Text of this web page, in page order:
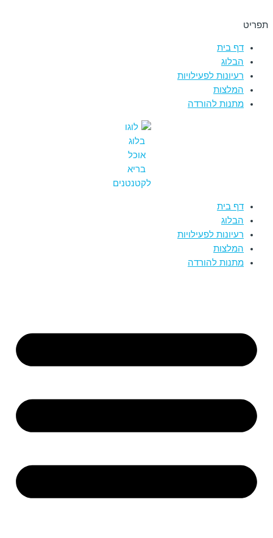
תפריט
דף בית
הבלוג
רעיונות לפעילויות
המלצות
מתנות להורדה
דף בית
הבלוג
רעיונות לפעילויות
המלצות
מתנות להורדה